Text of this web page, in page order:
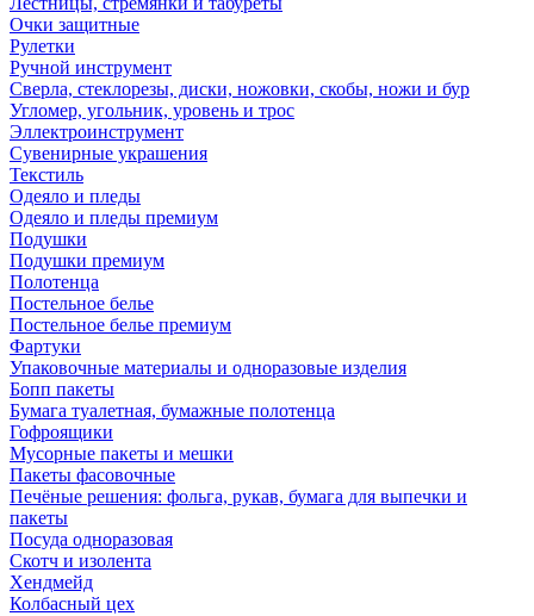
Очки защитные
Рулетки
Ручной инструмент
Сверла, стеклорезы, диски, ножовки, скобы, ножи и бур
Угломер, угольник, уровень и трос
Эллектроинструмент
Сувенирные украшения
Текстиль
Одеяло и пледы
Одеяло и пледы премиум
Подушки
Подушки премиум
Полотенца
Постельное белье
Постельное белье премиум
Фартуки
Упаковочные материалы и одноразовые изделия
Бопп пакеты
Бумага туалетная, бумажные полотенца
Гофроящики
Мусорные пакеты и мешки
Пакеты фасовочные
Печёные решения: фольга, рукав, бумага для выпечки и
пакеты
Посуда одноразовая
Скотч и изолента
Хендмейд
Колбасный цех